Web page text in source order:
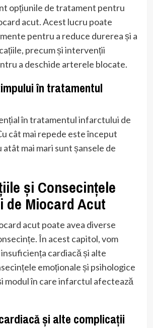
opțiunile de tratament pentru
acut. Acest lucru poate
pentru a reduce durerea și a
precum și intervenții
a deschide arterele blocate.
în tratamentul
în tratamentul infarctului de
cât mai repede este început
mai mari sunt șansele de
și Consecințele
de Miocard Acut
acut poate avea diverse
În acest capitol, vom
cardiacă și alte
emoționale și psihologice
modul în care infarctul afectează
și alte complicații